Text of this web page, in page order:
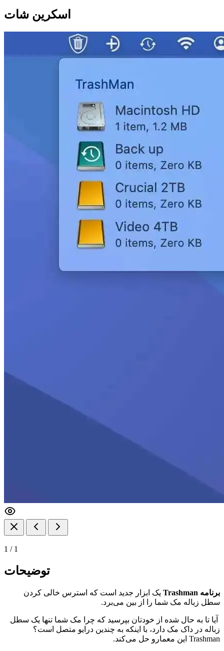
اسکرین شات
1 / 1
توضیحات
برنامه Trashman
یک ابزار جدید است که استرس خالی کردن
سطل زباله مک شما را از بین می‌برد.
آیا تا به حال شده از خودتان بپرسید که چرا مک شما تنها یک سطل
زباله در داک مک دارد، با اینکه به چندین درایو متصل است؟
Trashman این معمارو حل می‌کند.